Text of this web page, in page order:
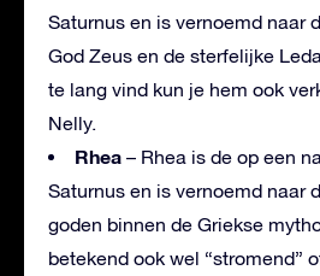
Saturnus en is vernoemd naar
God Zeus en de sterfelijke
te lang vind kun je hem ook
Nelly.
Rhea – Rhea is de op een
Saturnus en is vernoemd naar
goden binnen de Griekse
betekend ook wel “stromend”